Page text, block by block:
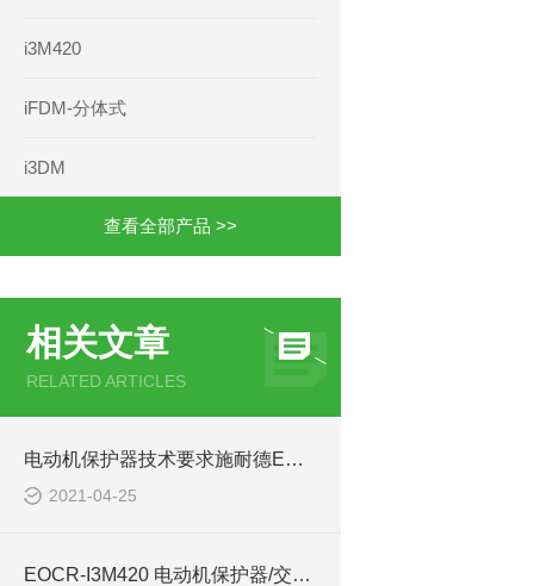
i3M420
iFDM-分体式
i3DM
查看全部产品 >>
相关文章
RELATED ARTICLES
电动机保护器技术要求施耐德EOCR-IFM420/I3M420
2021-04-25
EOCR-I3M420 电动机保护器/交流用电流保护继电器